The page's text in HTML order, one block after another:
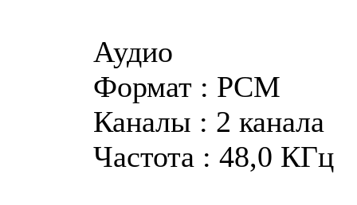
Аудио
Формат : PCM
Каналы : 2 канала
Частота : 48,0 КГц